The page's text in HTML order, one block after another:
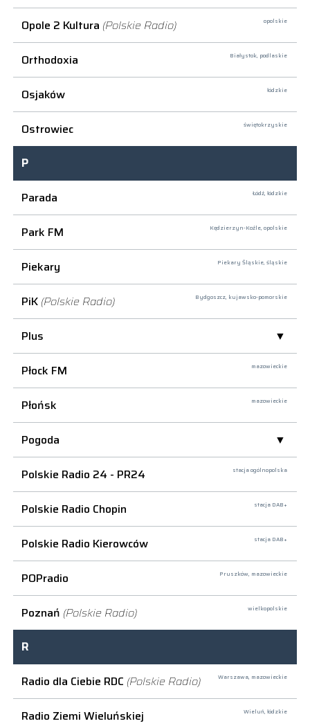
Opole 2 Kultura (Polskie Radio) opolskie
Orthodoxia Białystok, podlaskie
Osjaków łódzkie
Ostrowiec świętokrzyskie
P
Parada
Łódź, łódzkie
Park FM Kędzierzyn-Koźle, opolskie
Piekary Piekary Śląskie, śląskie
PiK (Polskie Radio) Bydgoszcz, kujawsko-pomorskie
Plus
Płock FM
mazowieckie
Płońsk mazowieckie
Pogoda
Polskie Radio 24 - PR24
stacja ogólnopolska
Polskie Radio Chopin stacja DAB+
Polskie Radio Kierowców stacja DAB+
POPradio Pruszków, mazowieckie
Poznań (Polskie Radio) wielkopolskie
R
Radio dla Ciebie RDC (Polskie Radio) Warszawa, mazowieckie
Radio Ziemi Wieluńskiej Wieluń, łódzkie